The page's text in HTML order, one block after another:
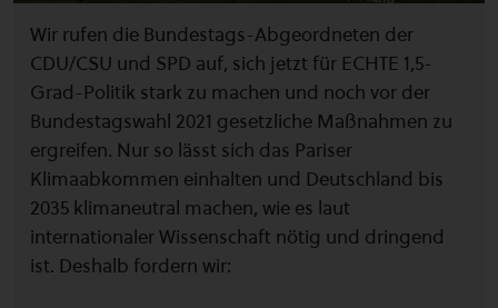
Wir rufen die Bundestags-Abgeordneten der
CDU/CSU und SPD auf, sich jetzt für ECHTE 1,5-
Grad-Politik stark zu machen und noch vor der
Bundestagswahl 2021 gesetzliche Maßnahmen zu
ergreifen. Nur so lässt sich das Pariser
Klimaabkommen einhalten und Deutschland bis
2035 klimaneutral machen, wie es laut
internationaler Wissenschaft nötig und dringend
ist. Deshalb fordern wir: